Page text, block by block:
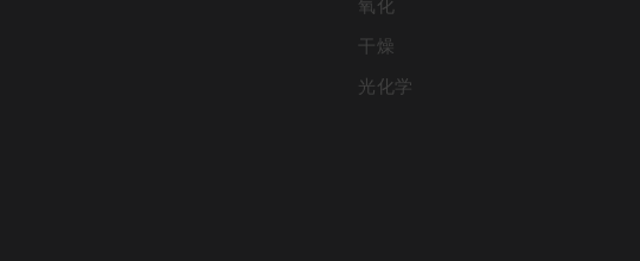
氧化
干燥
光化学